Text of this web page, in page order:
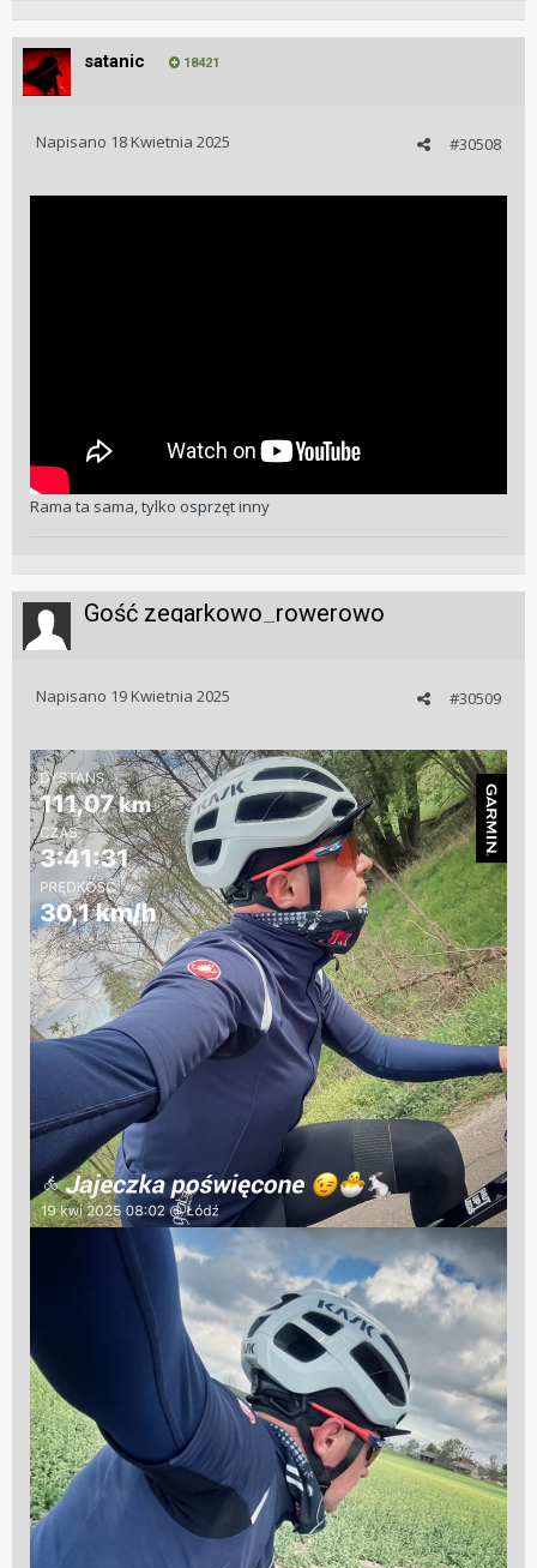
satanic 18421
#30508
Napisano 18 Kwietnia 2025
Rama ta sama, tylko osprzęt inny
Gość zegarkowo_rowerowo
#30509
Napisano 19 Kwietnia 2025